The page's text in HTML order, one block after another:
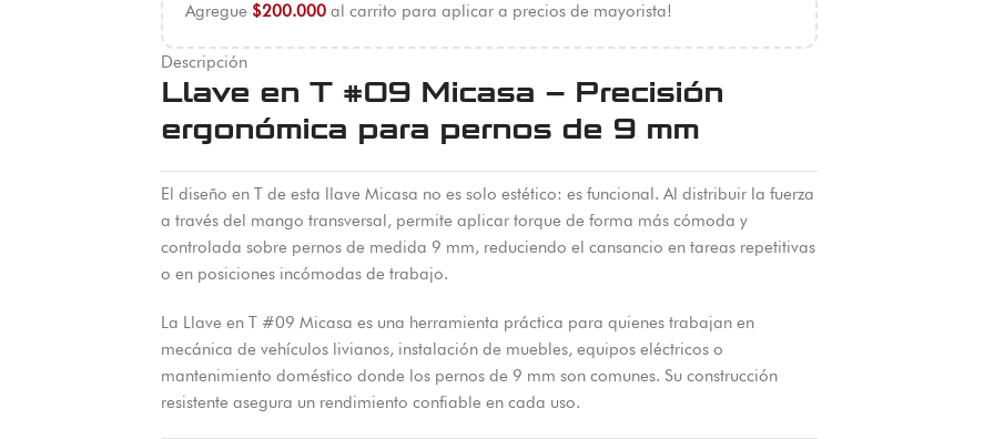
Agregue $200.000al carrito para aplicar a precios de mayorista!
Descripción
Llave en T #09 Micasa – Precisión
ergonómica para pernos de 9 mm
El diseño en T de esta llave Micasa no es solo estético: es funcional. Al distribuir la fuerza
a través del mango transversal, permite aplicar torque de forma más cómoda y
controlada sobre pernos de medida 9 mm, reduciendo el cansancio en tareas repetitivas
o en posiciones incómodas de trabajo.
La Llave en T #09 Micasa es una herramienta práctica para quienes trabajan en
mecánica de vehículos livianos, instalación de muebles, equipos eléctricos o
mantenimiento doméstico donde los pernos de 9 mm son comunes. Su construcción
resistente asegura un rendimiento confiable en cada uso.